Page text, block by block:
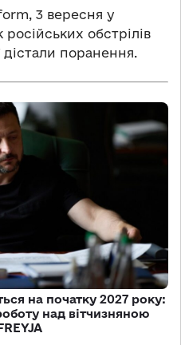
3 вересня у
російських обстрілів
дістали поранення.
на початку 2027 року:
над вітчизняною